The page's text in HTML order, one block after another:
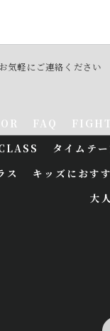
気軽にご連絡ください
FAQ
タイムテー
ス キッズにおす
大